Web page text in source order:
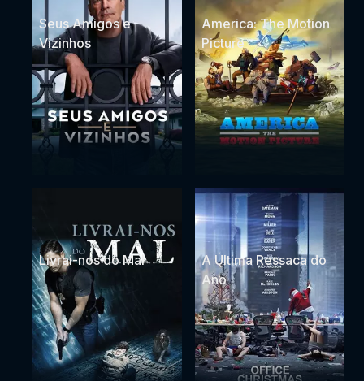
Seus Amigos e
Vizinhos
America: The Motion
Picture
Livrai-nos do Mal
A Última Ressaca do
Ano